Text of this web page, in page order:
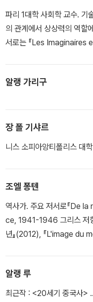
케인스의 경제주의가 독일
나치 레지스탕스를 약화시
한) 관용주의자’들의 탓이
정권을 잡기 전부터 이미 “
자고 주장했던 이들은 히틀
“이런 때였던 만큼, 레닌이 ‘
랑스와 영국의 동맹국인 러
가 편의를 봐주어 1917년 4
7월 1일 시작된 독일군에
점에 이 폭로가 이루어졌다.
항들이 독일로부터 흘러 들
확히 말하지 못했다. 레닌
들처럼, 그 자금을 개인적으
파리 1대학 사회학 교수. 기
의 관계에서 상상력의 역할
서로는 『Les Imaginaires
저) 등이 있다.
알랭 가리구
장 폴 기샤르
니스 소피아앙티폴리스 대
조엘 퐁텐
역사가. 주요 저서로『De
ce, 1941-1946 그리스 저
년』(2012), 『L'image
알랭 루
최근작 : <20세기 중국사>